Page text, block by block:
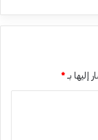
إليها بـ *